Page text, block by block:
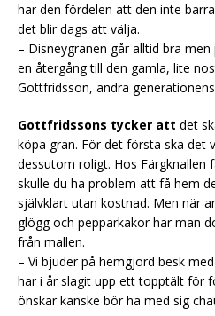
har den fördelen att den inte
det blir dags att välja.
– Disneygranen går alltid bra
en återgång till den gamla, lite
Gottfridsson, andra
Gottfridssons tycker att det
köpa gran. För det första ska det
dessutom roligt. Hos Färgknallen
skulle du ha problem att få hem
självklart utan kostnad. Men när
glögg och pepparkakor har man
från mallen.
– Vi bjuder på hemgjord besk
har i år slagit upp ett topptält för
önskar kanske bör ha med sig